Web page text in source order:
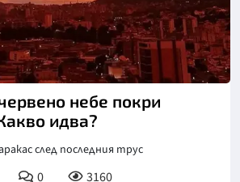
небе покри
идва?
след последния трус
0 3160